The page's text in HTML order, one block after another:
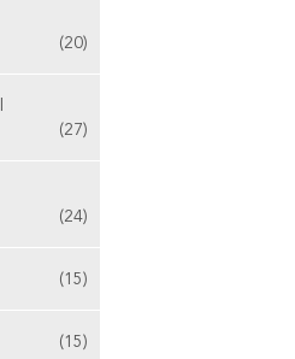
(20)
(27)
(24)
(15)
(15)